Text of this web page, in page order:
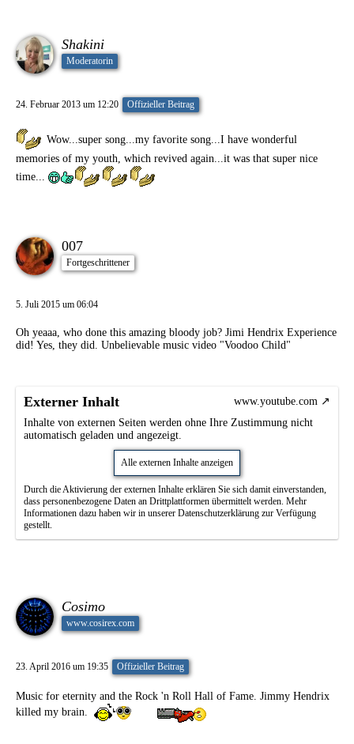
Shakini
Moderatorin
24. Februar 2013 um 12:20 Offizieller Beitrag
Wow...super song...my favorite song...I have wonderful
memories of my youth, which revived again...it was that super nice
time...
007
Fortgeschrittener
5. Juli 2015 um 06:04
Oh yeaaa, who done this amazing bloody job? Jimi Hendrix Experience
did! Yes, they did. Unbelievable music video "Voodoo Child"
Externer Inhalt
www.youtube.com
Inhalte von externen Seiten werden ohne Ihre Zustimmung nicht
automatisch geladen und angezeigt.
Alle externen Inhalte anzeigen
Durch die Aktivierung der externen Inhalte erklären Sie sich damit einverstanden,
dass personenbezogene Daten an Drittplattformen übermittelt werden. Mehr
Informationen dazu haben wir in unserer Datenschutzerklärung zur Verfügung
gestellt.
Cosimo
www.cosirex.com
23. April 2016 um 19:35 Offizieller Beitrag
Music for eternity and the Rock 'n Roll Hall of Fame. Jimmy Hendrix
killed my brain.